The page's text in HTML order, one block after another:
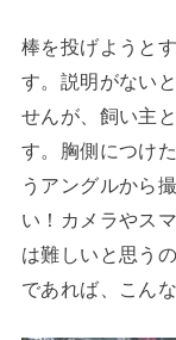
棒を投げようと
す。説明がない
せんが、飼い主
す。胸側につけ
うアングルから
い！カメラやス
は難しいと思う
であれば、こん